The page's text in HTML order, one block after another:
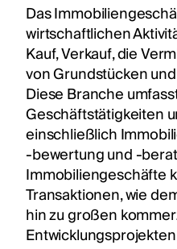
Das
wirtschaftlichen
Kauf, Verkauf, die
von Grundstücken
Diese Branche
Geschäftstätigkeiten
einschließlich
-bewertung und -
Immobiliengeschäfte
Transaktionen, wie
hin zu großen